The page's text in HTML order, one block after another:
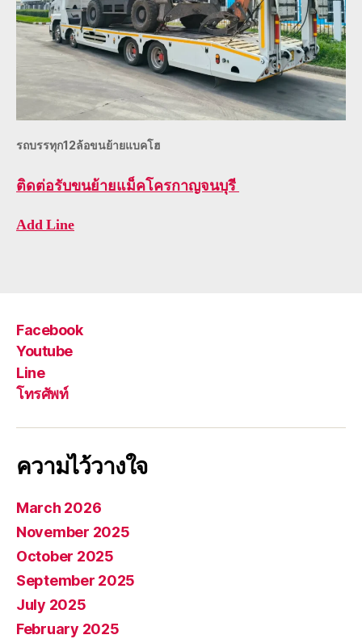
รถบรรทุก12ล้อขนย้ายแบคโฮ
ติดต่อรับขนย้ายแม็คโครกาญจนบุรี
Add Line
Facebook
Youtube
Line
โทรศัพท์
ความไว้วางใจ
March 2026
November 2025
October 2025
September 2025
July 2025
February 2025